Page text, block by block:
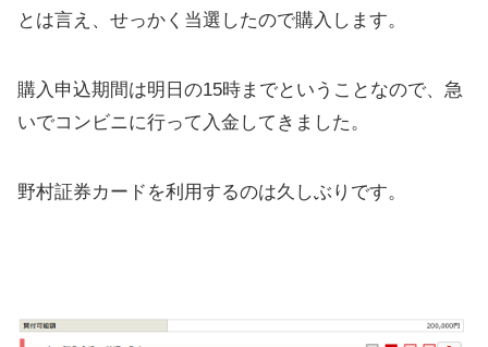
とは言え、せっかく当選したので購入します。
購入申込期間は明日の15時までということなので、急
いでコンビニに行って入金してきました。
野村証券カードを利用するのは久しぶりです。